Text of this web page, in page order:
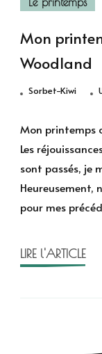
Mon
Woodland
Sorbet-Kiwi
Mon printemps
Les
sont passés, je
Heureusement,
pour mes
LIRE l'ARTICLE